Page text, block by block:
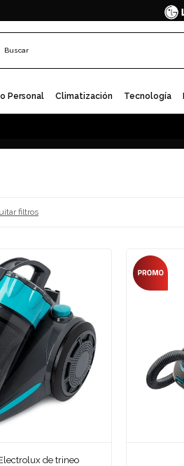
Personal Climatización Tecnología
filtros
de trineo